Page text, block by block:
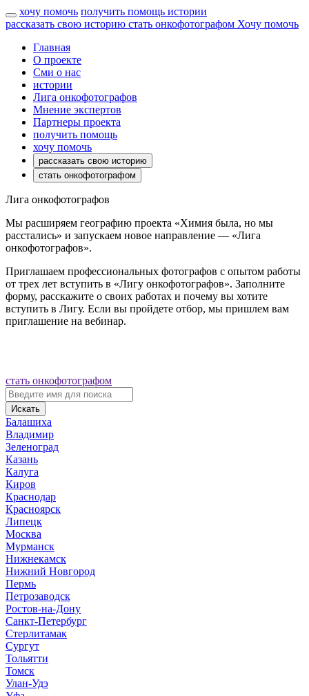
хочу помочь получить помощь истории
рассказать свою историю стать онкофотографом Хочу помочь
Главная
О проекте
Сми о нас
истории
Лига онкофотографов
Мнение экспертов
Партнеры проекта
получить помощь
хочу помочь
рассказать свою историю
стать онкофотографом
Лига онкофотографов
Мы расширяем географию проекта «Химия была, но мы
расстались» и запускаем новое направление — «Лига
онкофотографов».
Приглашаем профессиональных фотографов с опытом работы
от трех лет вступить в «Лигу онкофотографов». Заполните
форму, расскажите о своих работах и почему вы хотите
вступить в Лигу. Если вы пройдете отбор, мы пришлем вам
приглашение на вебинар.
стать онкофотографом
Искать
Балашиха
Владимир
Зеленоград
Казань
Калуга
Киров
Краснодар
Красноярск
Липецк
Москва
Мурманск
Нижнекамск
Нижний Новгород
Пермь
Петрозаводск
Ростов-на-Дону
Санкт-Петербург
Стерлитамак
Сургут
Тольятти
Томск
Улан-Удэ